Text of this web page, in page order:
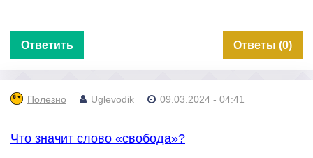
Ответить Ответы (0)
Полезно Uglevodik 09.03.2024 - 04:41
Что значит слово «свобода»?